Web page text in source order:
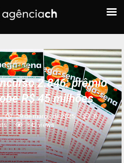
LOTERIAS
2.846: prêmio
R$ 45 milhões
29 de março de 2025
0
342views